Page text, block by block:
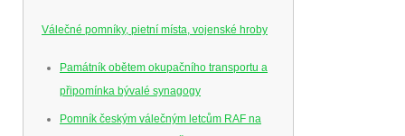
Válečné pomníky, pietní místa, vojenské hroby
Památník obětem okupačního transportu a
připomínka bývalé synagogy
Pomník českým válečným letcům RAF na